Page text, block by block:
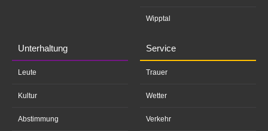
Wipptal
Unterhaltung
Leute
Kultur
Abstimmung
Service
Trauer
Wetter
Verkehr